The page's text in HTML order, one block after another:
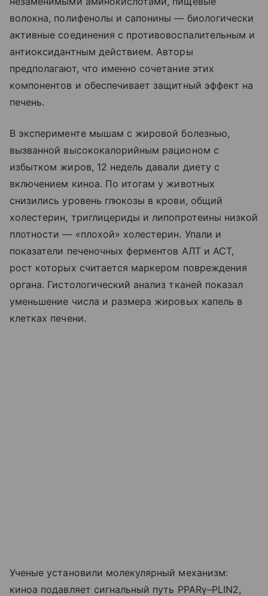
волокна, полифенолы и сапонины — биологически
активные соединения с противовоспалительным и
антиоксидантным действием. Авторы
предполагают, что именно сочетание этих
компонентов и обеспечивает защитный эффект на
печень.
В эксперименте мышам с жировой болезнью,
вызванной высококалорийным рационом с
избытком жиров, 12 недель давали диету с
включением киноа. По итогам у животных
снизились уровень глюкозы в крови, общий
холестерин, триглицериды и липопротеины низкой
плотности — «плохой» холестерин. Упали и
показатели печеночных ферментов АЛТ и АСТ,
рост которых считается маркером повреждения
органа. Гистологический анализ тканей показал
уменьшение числа и размера жировых капель в
клетках печени.
Ученые установили молекулярный механизм:
киноа подавляет сигнальный путь PPARγ–PLIN2,